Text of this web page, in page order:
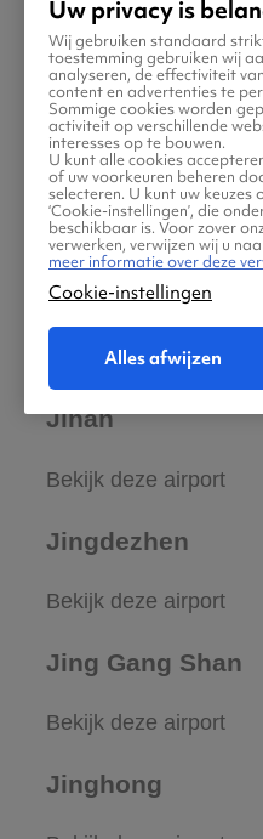
Jiamusi
Bekijk deze airport
Jiang Men Ferry
Bekijk deze airport
Jiayuguan
Bekijk deze airport
Jinan
Bekijk deze airport
Jingdezhen
Bekijk deze airport
Jing Gang Shan
Bekijk deze airport
Jinghong
Uw privacy is
Wij gebruiken standaard
toestemming gebruiken wij
analyseren, de effectiviteit
content en advertenties te
Sommige cookies worden
activiteit op verschillende
interesses op te bouwen.
U kunt alle cookies
of uw voorkeuren beheren
selecteren. U kunt uw keuzes
‘Cookie-instellingen’, die
beschikbaar is. Voor zover
verwerken, verwijzen wij u
meer informatie over deze
Cookie-instellingen
Alles afwijzen